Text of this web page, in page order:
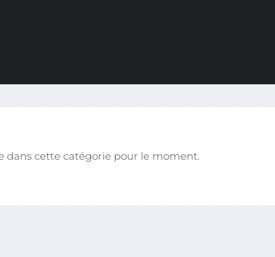
dans cette catégorie pour le moment.